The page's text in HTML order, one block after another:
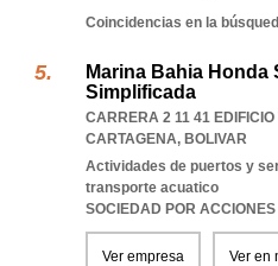
Coincidencias en la
Marina Bahia
Simplificada
CARRERA 2 11 41
CARTAGENA, BOLIVAR
Actividades de puertos y
transporte acuatico
SOCIEDAD POR
Ver empresa Ver en